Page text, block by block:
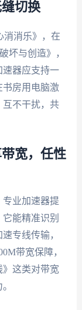
切换
消消乐》，在
坏与创造》，
器应支持一
书房用电脑激
互不干扰，共
宽，任性
业加速器提
能精准识别
专线传输，
带宽保障，
这类对带宽